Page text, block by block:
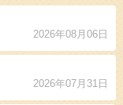
2026年08月06日
2026年07月31日